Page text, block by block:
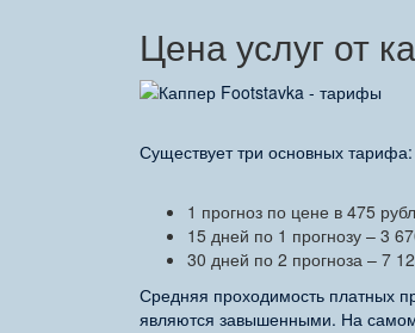
Цена услуг от
Существует три основных тарифа:
1 прогноз по цене в 475
15 дней по 1 прогнозу – 3
30 дней по 2 прогноза – 7
Средняя проходимость платных
являются завышенными. На